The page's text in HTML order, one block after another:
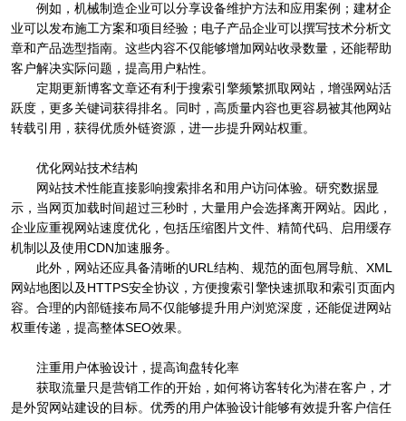
例如，机械制造企业可以分享设备维护方法和应用案例；建材企
业可以发布施工方案和项目经验；电子产品企业可以撰写技术分析文
章和产品选型指南。这些内容不仅能够增加网站收录数量，还能帮助
客户解决实际问题，提高用户粘性。
定期更新博客文章还有利于搜索引擎频繁抓取网站，增强网站活
跃度，更多关键词获得排名。同时，高质量内容也更容易被其他网站
转载引用，获得优质外链资源，进一步提升网站权重。
优化网站技术结构
网站技术性能直接影响搜索排名和用户访问体验。研究数据显
示，当网页加载时间超过三秒时，大量用户会选择离开网站。因此，
企业应重视网站速度优化，包括压缩图片文件、精简代码、启用缓存
机制以及使用CDN加速服务。
此外，网站还应具备清晰的URL结构、规范的面包屑导航、XML
网站地图以及HTTPS安全协议，方便搜索引擎快速抓取和索引页面内
容。合理的内部链接布局不仅能够提升用户浏览深度，还能促进网站
权重传递，提高整体SEO效果。
注重用户体验设计，提高询盘转化率
获取流量只是营销工作的开始，如何将访客转化为潜在客户，才
是外贸网站建设的目标。优秀的用户体验设计能够有效提升客户信任